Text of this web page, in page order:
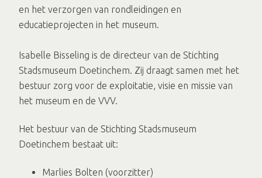
en het verzorgen van rondleidingen en
educatieprojecten in het museum.
Isabelle Bisseling is de directeur van de Stichting
Stadsmuseum Doetinchem. Zij draagt samen met het
bestuur zorg voor de exploitatie, visie en missie van
het museum en de VVV.
Het bestuur van de Stichting Stadsmuseum
Doetinchem bestaat uit:
Marlies Bolten (voorzitter)